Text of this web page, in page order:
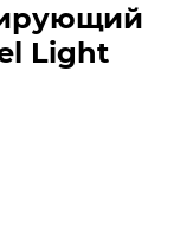
Light